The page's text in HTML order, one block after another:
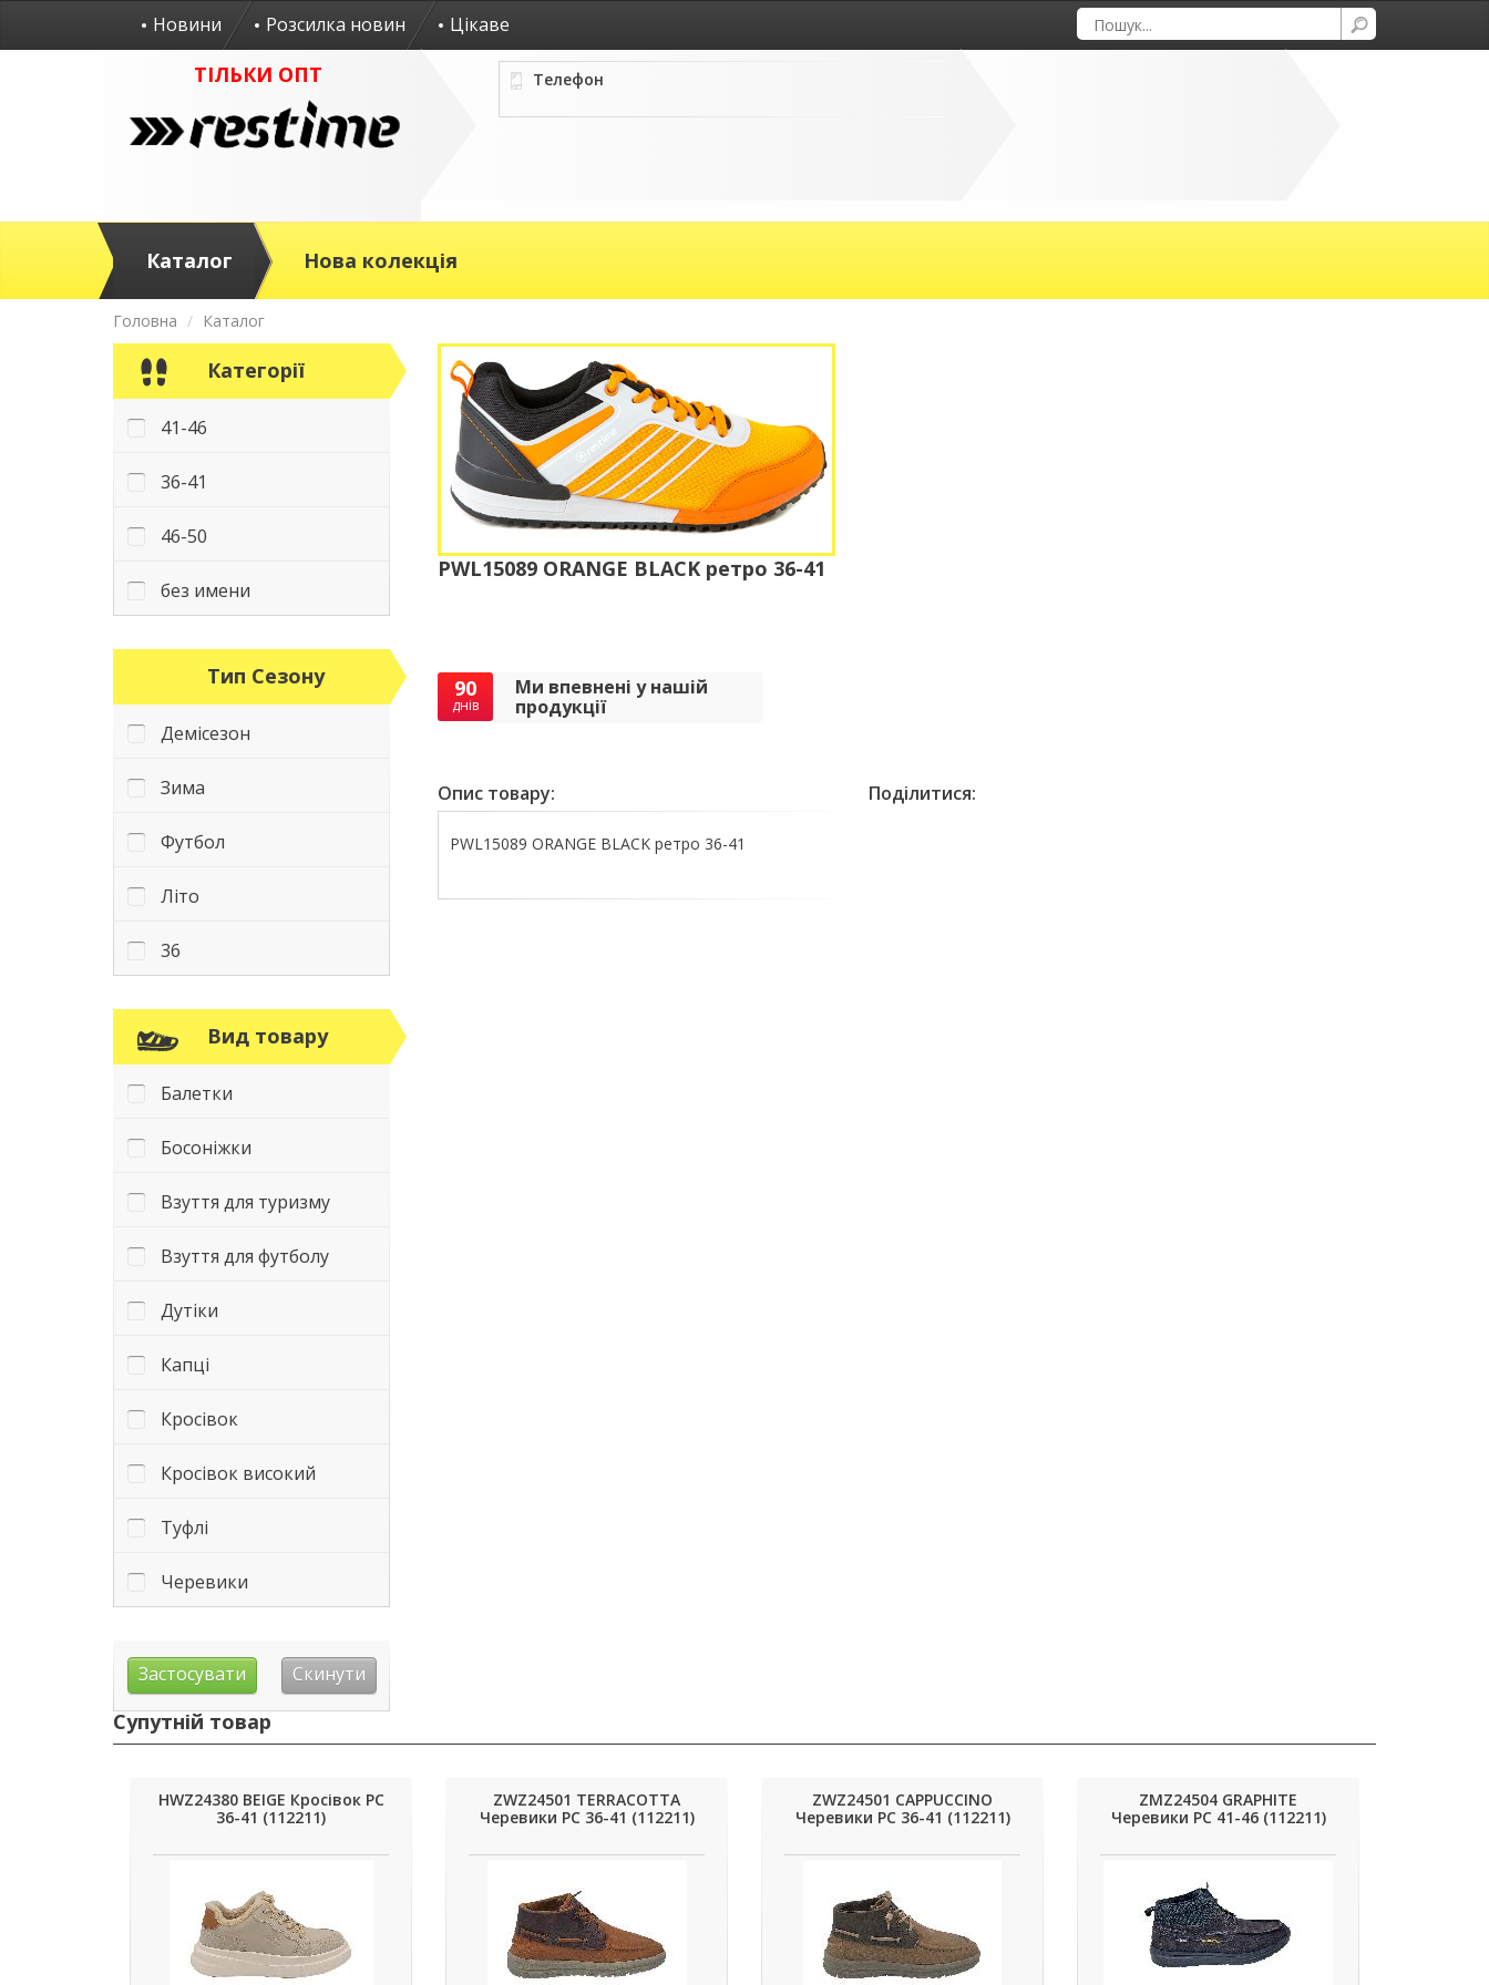
Новини Розсилка новин Цікаве
ТІЛЬКИ ОПТ Телефон
Каталог Нова колекція
Головна Каталог
Категорії
41-46
36-41
46-50
без имени
Тип Сезону
Демісезон
Зима
Футбол
Літо
36
Вид товару
Балетки
Босоніжки
Взуття для туризму
Взуття для футболу
Дутіки
Капці
Кросівок
Кросівок високий
Туфлі
Черевики
PWL15089 ORANGE BLACK ретро 36-41
90
днів
Ми впевнені у нашій
продукції
Опис товару:
PWL15089 ORANGE BLACK ретро 36-41
Поділитися:
Супутній товар
HWZ24380 BEIGE Кросівок РС
36-41 (112211)
ZWZ24501 TERRACOTTA
Черевики РС 36-41 (112211)
ZWZ24501 CAPPUCCINO
Черевики РС 36-41 (112211)
ZMZ24504 GRAPHITE
Черевики РС 41-46 (112211)